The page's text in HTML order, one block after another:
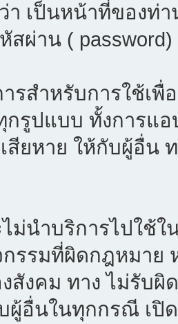
า เป็นหน้าที่ของท่
สผ่าน (
ารสำหรับการใช้เ
กรูปแบบ ทั้งการแ
สียหาย ให้กับผู้อื่น
ม่นำบริการไปใช้
รรมที่ผิดกฎหมาย
สังคม ทาง ไม่รับผิ
ผู้อื่นในทุกกรณี เปิ